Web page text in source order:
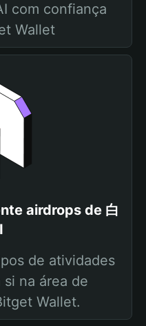
com confiança
Wallet
airdrops de 白
de atividades
na área de
Wallet.